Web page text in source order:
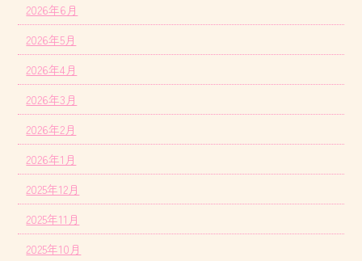
2026年6月
2026年5月
2026年4月
2026年3月
2026年2月
2026年1月
2025年12月
2025年11月
2025年10月